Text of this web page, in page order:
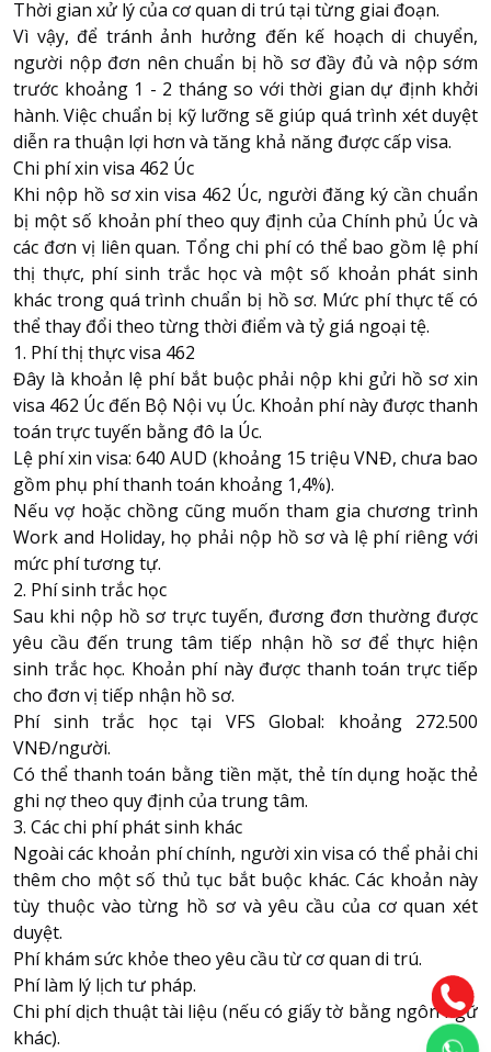
Thời gian xử lý của cơ quan di trú tại từng giai đoạn.
Vì vậy, để tránh ảnh hưởng đến kế hoạch di chuyển,
người nộp đơn nên chuẩn bị hồ sơ đầy đủ và nộp sớm
trước khoảng 1 - 2 tháng so với thời gian dự định khởi
hành. Việc chuẩn bị kỹ lưỡng sẽ giúp quá trình xét duyệt
diễn ra thuận lợi hơn và tăng khả năng được cấp visa.
Chi phí xin visa 462 Úc
Khi nộp hồ sơ xinvisa 462 Úc, người đăng ký cần chuẩn
bị một số khoản phí theo quy định của Chính phủ Úc và
các đơn vị liên quan. Tổng chi phí có thể bao gồm lệ phí
thị thực, phí sinh trắc học và một số khoản phát sinh
khác trong quá trình chuẩn bị hồ sơ. Mức phí thực tế có
thể thay đổi theo từng thời điểm và tỷ giá ngoại tệ.
1. Phí thị thực visa 462
Đây là khoản lệ phí bắt buộc phải nộp khi gửi hồ sơ xin
visa 462 Úc đến Bộ Nội vụ Úc. Khoản phí này được thanh
toán trực tuyến bằng đô la Úc.
Lệ phí xin visa: 640 AUD (khoảng 15 triệu VNĐ, chưa bao
gồm phụ phí thanh toán khoảng 1,4%).
Nếu vợ hoặc chồng cũng muốn tham gia chương trình
Work and Holiday, họ phải nộp hồ sơ và lệ phí riêng với
mức phí tương tự.
2. Phí sinh trắc học
Sau khi nộp hồ sơ trực tuyến, đương đơn thường được
yêu cầu đến trung tâm tiếp nhận hồ sơ để thực hiện
sinh trắc học. Khoản phí này được thanh toán trực tiếp
cho đơn vị tiếp nhận hồ sơ.
Phí sinh trắc học tại VFS Global: khoảng 272.500
VNĐ/người.
Có thể thanh toán bằng tiền mặt, thẻ tín dụng hoặc thẻ
ghi nợ theo quy định của trung tâm.
3. Các chi phí phát sinh khác
Ngoài các khoản phí chính, người xin visa có thể phải chi
thêm cho một số thủ tục bắt buộc khác. Các khoản này
tùy thuộc vào từng hồ sơ và yêu cầu của cơ quan xét
duyệt.
Phí khám sức khỏe theo yêu cầu từ cơ quan di trú.
Phí làm lý lịch tư pháp.
Chi phí dịch thuật tài liệu (nếu có giấy tờ bằng ngôn ngữ
khác).